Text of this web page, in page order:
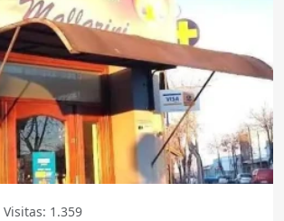
1.359